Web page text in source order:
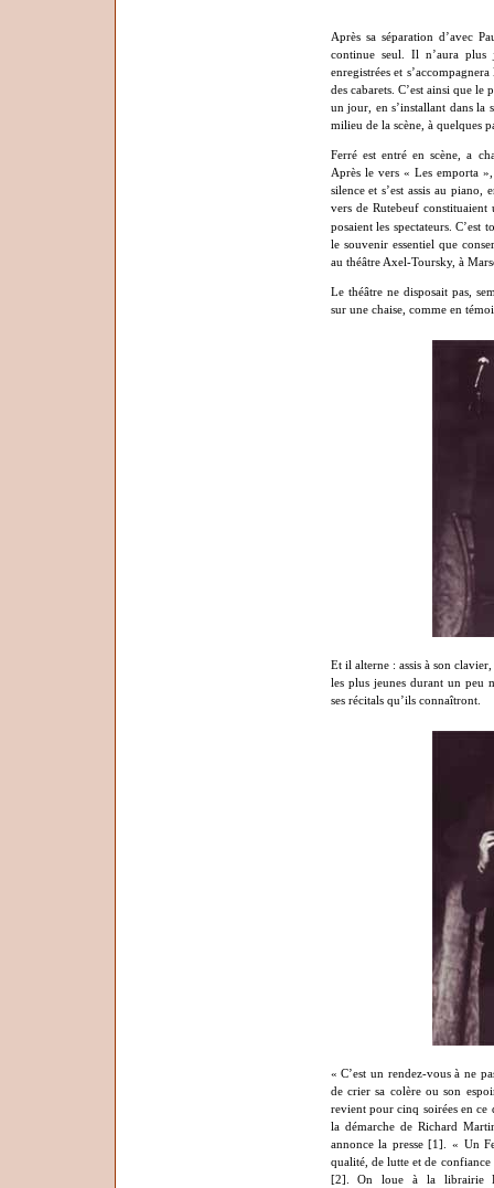
Après sa séparation d’avec
continue seul. Il n’aura plus
enregistrées et
des cabarets. C’est ainsi que
un jour, en s’installant dans la
milieu de la scène, à quelques
Ferré est entré en scène, a
Après le vers « Les emporta
silence et s’est assis au piano,
vers de Rutebeuf
posaient les spectateurs. C’est
le souvenir essentiel que
au théâtre Axel-Toursky, à
Le théâtre ne disposait pas,
sur une chaise, comme en
Et il alterne : assis à son
les plus jeunes durant un peu
ses récitals qu’ils connaîtront.
« C’est un rendez-vous à ne
de crier sa colère ou son
revient pour cinq soirées en
la démarche de Richard
annonce la presse [1]. « Un
qualité, de lutte et de
[2].On loue à la librairie